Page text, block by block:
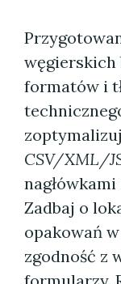
węgierskich
formatów i
CSV/XML/
Zadbaj o
opakowań
zgodność z